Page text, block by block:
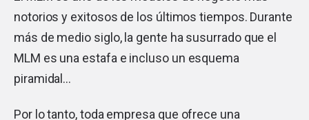
notorios y exitosos de los últimos tiempos. Durante
más de medio siglo, la gente ha susurrado que el
MLM es una estafa e incluso un esquema
piramidal…
Por lo tanto, toda empresa que ofrece una